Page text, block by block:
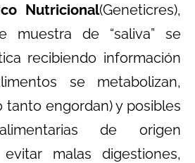
Nutricional(Geneticres),
muestra de “saliva” se
recibiendo información
se metabolizan,
tanto engordan) y posibles
de origen
malas digestiones,